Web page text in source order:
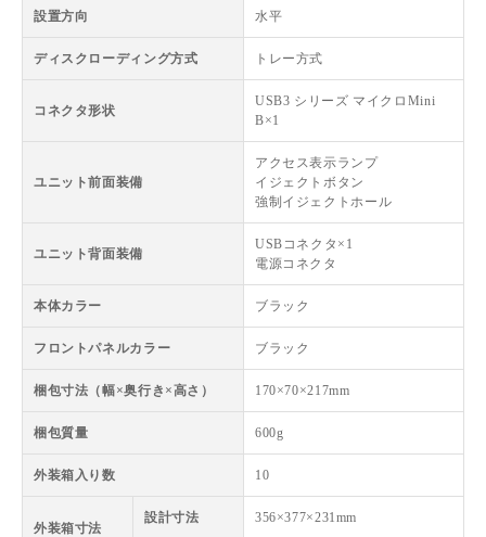
設置方向 水平
ディスクローディング方式 トレー方式
コネクタ形状
USB3 シリーズ マイクロMini
B×1
ユニット前面装備
アクセス表示ランプ
イジェクトボタン
強制イジェクトホール
ユニット背面装備
USBコネクタ×1
電源コネクタ
本体カラー ブラック
フロントパネルカラー ブラック
梱包寸法（幅×奥行き×高さ） 170×70×217mm
梱包質量 600g
外装箱入り数 10
外装箱寸法
設計寸法 356×377×231mm